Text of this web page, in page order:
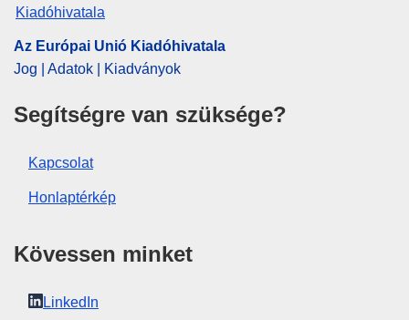
Az Európai Unió Kiadóhivatala
Jog | Adatok | Kiadványok
Segítségre van szüksége?
Kapcsolat
Honlaptérkép
Kövessen minket
LinkedIn